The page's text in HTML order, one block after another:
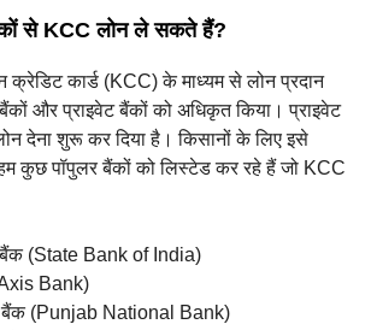
से KCC लोन ले सकते हैं?
क्रेडिट कार्ड (KCC) के माध्यम से लोन प्रदान
और प्राइवेट बैंकों को अधिकृत किया। प्राइवेट
देना शुरू कर दिया है। किसानों के लिए इसे
कुछ पॉपुलर बैंकों को लिस्टेड कर रहे हैं जो KCC
बैंक (State Bank of India)
Bank)
(Punjab National Bank)